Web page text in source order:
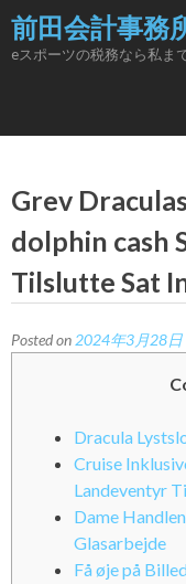
Skip
to
content
前田会計事務
eスポーツの税務なら私ま
Grev
dolphin cash
Tilslutte Sat
Posted on 2024年3月28日
Dracula
Cruise
Landeventyr
Dame
Glasarbejde
Få øje på